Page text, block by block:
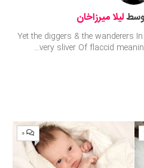
لیلا میرزاخان
Yet the diggers & the wanderers
very sliver Of flaccid
۰